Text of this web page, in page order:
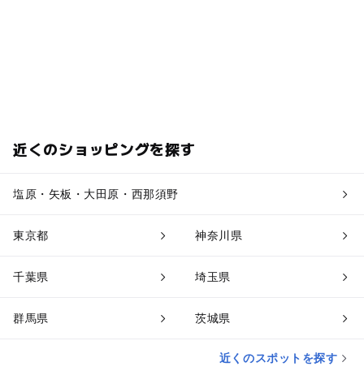
近くのショッピングを探す
塩原・矢板・大田原・西那須野
東京都 神奈川県
千葉県 埼玉県
群馬県 茨城県
近くのスポットを探す